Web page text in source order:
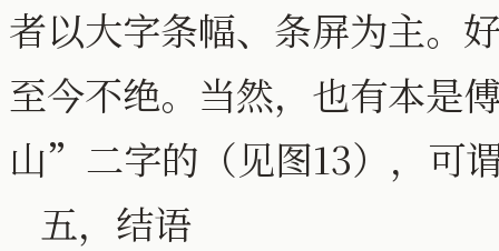
者以大字条幅、条屏为主。
至今不绝。当然，也有本是
山”二字的（见图13），可
五，结语